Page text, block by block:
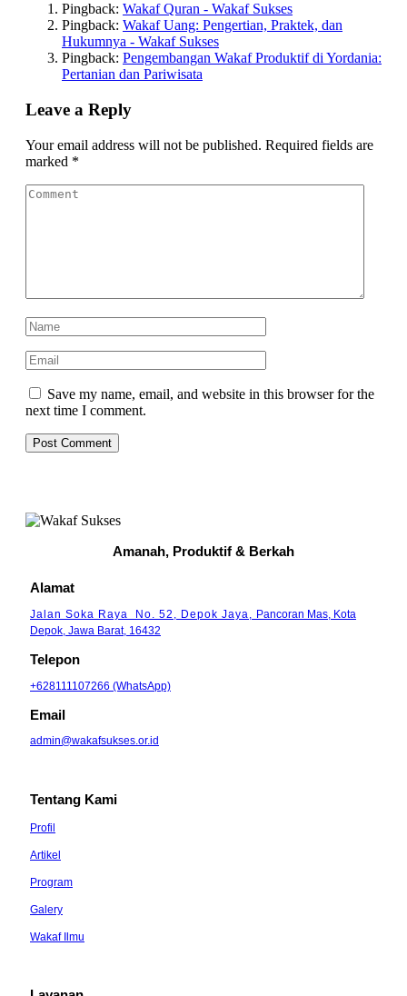
Pingback: Wakaf Quran - Wakaf Sukses
Pingback: Wakaf Uang: Pengertian, Praktek, dan
Hukumnya - Wakaf Sukses
Pingback: Pengembangan Wakaf Produktif di Yordania:
Pertanian dan Pariwisata
Leave a Reply
Your email address will not be published. Required fields are
marked *
Comment
Name
*
Email
*
Save my name, email, and website in this browser for the
next time I comment.
Amanah, Produktif & Berkah
Alamat
Jalan Soka Raya No. 52, Depok Jaya, Pancoran Mas, Kota
Depok, Jawa Barat, 16432
Telepon
+628111107266 (WhatsApp)
Email
admin@wakafsukses.or.id
Tentang Kami
Profil
Artikel
Program
Galery
Wakaf Ilmu